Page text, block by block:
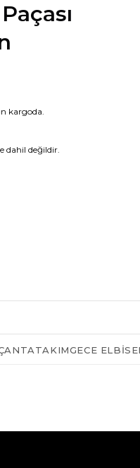
kargoda.
dahil değildir.
TAKIMGECE